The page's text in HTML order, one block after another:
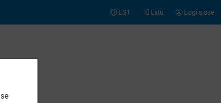
Logi sisse
Liitu
EST